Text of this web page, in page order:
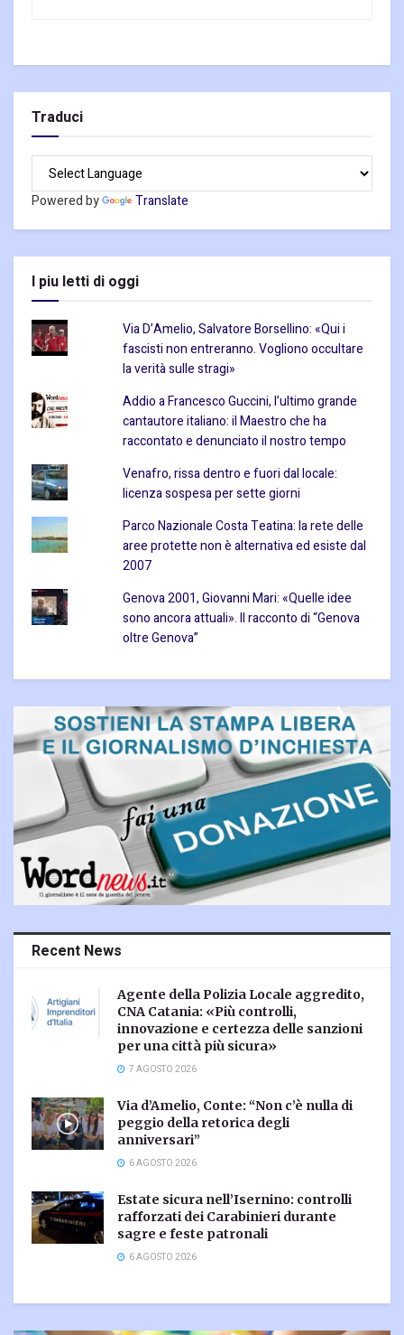
Traduci
Powered by Translate
I piu letti di oggi
Via D’Amelio, Salvatore Borsellino: «Qui i
fascisti non entreranno. Vogliono occultare
la verità sulle stragi»
Addio a Francesco Guccini, l’ultimo grande
cantautore italiano: il Maestro che ha
raccontato e denunciato il nostro tempo
Venafro, rissa dentro e fuori dal locale:
licenza sospesa per sette giorni
Parco Nazionale Costa Teatina: la rete delle
aree protette non è alternativa ed esiste dal
2007
Genova 2001, Giovanni Mari: «Quelle idee
sono ancora attuali». Il racconto di “Genova
oltre Genova”
Recent News
Agente della Polizia Locale aggredito,
CNA Catania: «Più controlli,
innovazione e certezza delle sanzioni
per una città più sicura»
7 AGOSTO 2026
Via d’Amelio, Conte: “Non c’è nulla di
peggio della retorica degli
anniversari”
6 AGOSTO 2026
Estate sicura nell’Isernino: controlli
rafforzati dei Carabinieri durante
sagre e feste patronali
6 AGOSTO 2026